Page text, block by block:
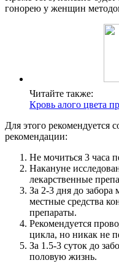
гонорею у женщин
Читайте также:
Кровь алого цвета
Для этого рекомендуется
рекомендации:
Не мочиться 3 часа
Накануне
лекарственные
За 2-3 дня до забора
местные средства
препараты.
Рекомендуется
цикла, но никак не
За 1.5-3 суток до
половую жизнь.